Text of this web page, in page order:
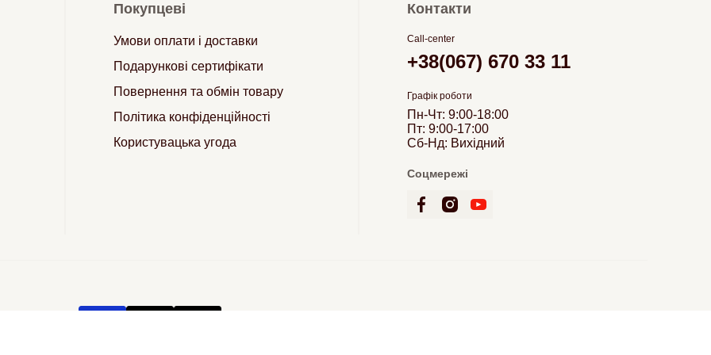
Покупцеві
Умови оплати і доставки
Подарункові сертифікати
Повернення та обмін товару
Політика конфіденційності
Користувацька угода
Контакти
Call-center
+38(067) 670 33 11
Графік роботи
Пн-Чт: 9:00-18:00
Пт: 9:00-17:00
Сб-Нд: Вихідний
Соцмережі